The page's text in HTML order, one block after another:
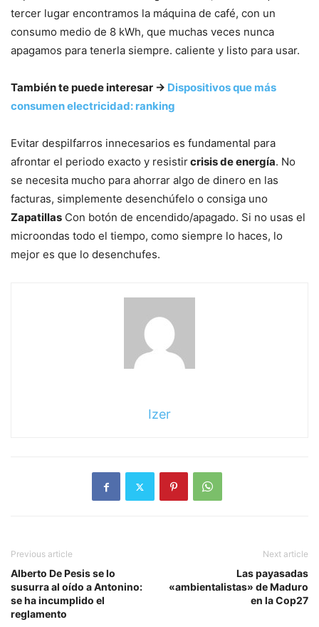
tercer lugar encontramos la máquina de café, con un
consumo medio de 8 kWh, que muchas veces nunca
apagamos para tenerla siempre. caliente y listo para usar.
También te puede interesar → Dispositivos que más
consumen electricidad: ranking
Evitar despilfarros innecesarios es fundamental para
afrontar el periodo exacto y resistircrisis de energía. No
se necesita mucho para ahorrar algo de dinero en las
facturas, simplemente desenchúfelo o consiga uno
Zapatillas Con botón de encendido/apagado. Si no usas el
microondas todo el tiempo, como siempre lo haces, lo
mejor es que lo desenchufes.
Izer
Previous article
Alberto De Pesis se lo
susurra al oído a Antonino:
se ha incumplido el
reglamento
Next article
Las payasadas
«ambientalistas» de Maduro
en la Cop27